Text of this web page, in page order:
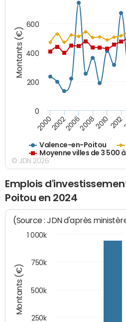
Montants (€)
Valence-en-Poitou
Moyenne villes de 3 500
20002002200620082010 2012
0
200
400
600
© JDN 2026
Emplois
Poitou en 2024
Montants (€)
(Source : JDN d'après
250k
500k
750k
1 000k